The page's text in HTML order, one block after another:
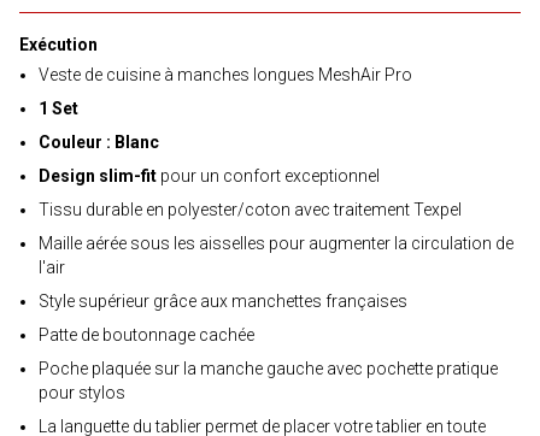
Exécution
Veste de cuisine à manches longues MeshAir Pro
1 Set
Couleur : Blanc
Design slim-fit pour un confort exceptionnel
Tissu durable en polyester/coton avec traitement Texpel
Maille aérée sous les aisselles pour augmenter la circulation de
l'air
Style supérieur grâce aux manchettes françaises
Patte de boutonnage cachée
Poche plaquée sur la manche gauche avec pochette pratique
pour stylos
La languette du tablier permet de placer votre tablier en toute